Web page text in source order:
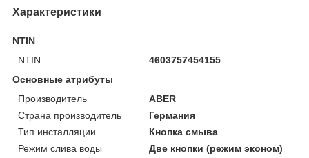
Характеристики
NTIN
NTIN
4603757454155
Основные атрибуты
Производитель
ABER
Страна производитель
Германия
Тип инсталляции
Кнопка смыва
Режим слива воды
Две кнопки (режим эконом)